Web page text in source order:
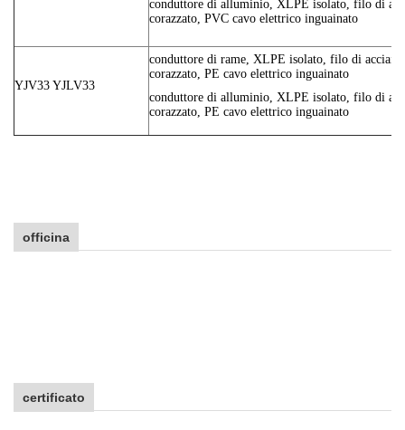
conduttore di alluminio, XLPE isolato, filo di
corazzato, PVC cavo elettrico inguainato
YJV33 YJLV33
conduttore di rame, XLPE isolato, filo di acciaio
corazzato, PE cavo elettrico inguainato
conduttore di alluminio, XLPE isolato, filo di
corazzato, PE cavo elettrico inguainato
officina
certificato